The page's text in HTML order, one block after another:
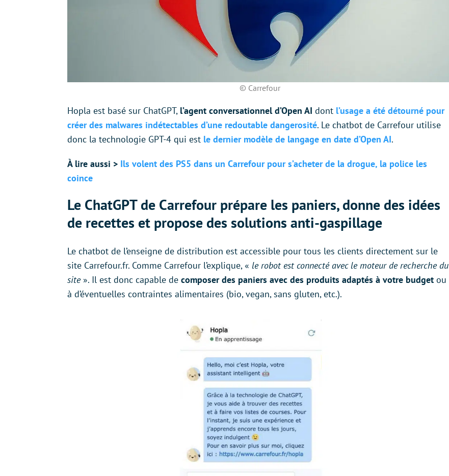
© Carrefour
Hopla est basé sur ChatGPT, l’agent conversationnel d’Open AI dont l’usage a été détourné pour
créer des malwares indétectables d’une redoutable dangerosité. Le chatbot de Carrefour utilise
donc la technologie GPT-4 qui est le dernier modèle de langage en date d’Open AI.
À lire aussi > Ils volent des PS5 dans un Carrefour pour s’acheter de la drogue, la police les
coince
Le ChatGPT de Carrefour prépare les paniers, donne des idées
de recettes et propose des solutions anti-gaspillage
Le chatbot de l’enseigne de distribution est accessible pour tous les clients directement sur le
site Carrefour.fr. Comme Carrefour l’explique, « le robot est connecté avec le moteur de recherche du
site». Il est donc capable de composer des paniers avec des produits adaptés à votre budget ou
à d’éventuelles contraintes alimentaires (bio, vegan, sans gluten, etc.).